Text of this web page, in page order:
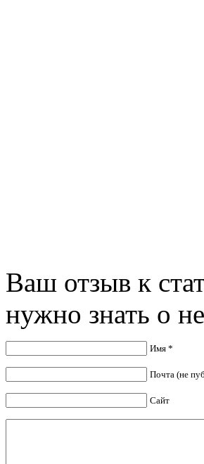
Ваш отзыв к
нужно знать о
Имя *
Почта (не
Сайт